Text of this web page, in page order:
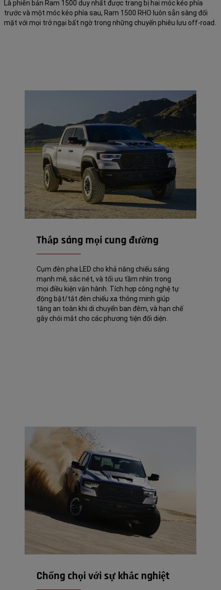
Là phiên bản Ram 1500 duy nhất được trang bị hai móc kéo phía
trước và một móc kéo phía sau, Ram 1500 RHO luôn sẵn sàng đối
mặt với mọi trở ngại bất ngờ trong những chuyến phiêu lưu off-road.
Thắp sáng mọi cung đường
Cụm đèn pha LED cho khả năng chiếu sáng
mạnh mẽ, sắc nét, và tối ưu tầm nhìn trong
mọi điều kiện vận hành. Tích hợp công nghệ tự
động bật/tắt đèn chiếu xa thông minh giúp
tăng an toàn khi di chuyển ban đêm, và hạn chế
gây chói mắt cho các phương tiện đối diện.
Chống chọi với sự khắc nghiệt